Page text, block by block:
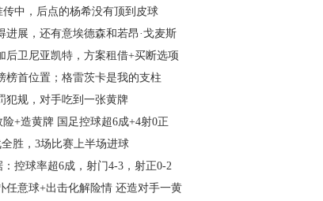
中，后点的杨希没有顶到皮球
展，还有意埃德森和若昂·戈麦斯
后卫尼亚凯特，方案租借+买断选项
榜首位置；格雷茨卡是我的支柱
犯规，对手吃到一张黄牌
+造黄牌 国足控球超6成+4射0正
胜，3场比赛上半场进球
控球率超6成，射门4-3，射正0-2
任意球+出击化解险情 还造对手一黄